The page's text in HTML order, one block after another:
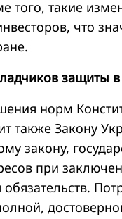
того, такие
что
защиты
норм
также Закону
закону,
при